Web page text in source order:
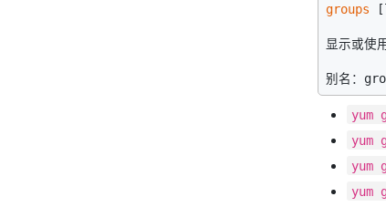
groups
显示或使
yum
yum
yum